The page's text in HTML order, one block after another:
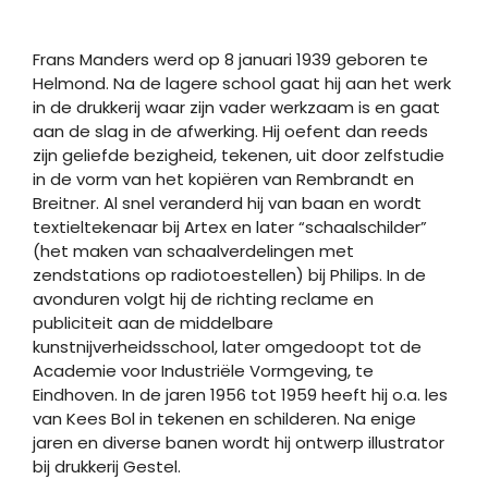
Frans Manders werd op 8 januari 1939 geboren te
Helmond. Na de lagere school gaat hij aan het werk
in de drukkerij waar zijn vader werkzaam is en gaat
aan de slag in de afwerking. Hij oefent dan reeds
zijn geliefde bezigheid, tekenen, uit door zelfstudie
in de vorm van het kopiëren van Rembrandt en
Breitner. Al snel veranderd hij van baan en wordt
textieltekenaar bij Artex en later “schaalschilder”
(het maken van schaalverdelingen met
zendstations op radiotoestellen) bij Philips. In de
avonduren volgt hij de richting reclame en
publiciteit aan de middelbare
kunstnijverheidsschool, later omgedoopt tot de
Academie voor Industriële Vormgeving, te
Eindhoven. In de jaren 1956 tot 1959 heeft hij o.a. les
van Kees Bol in tekenen en schilderen. Na enige
jaren en diverse banen wordt hij ontwerp illustrator
bij drukkerij Gestel.